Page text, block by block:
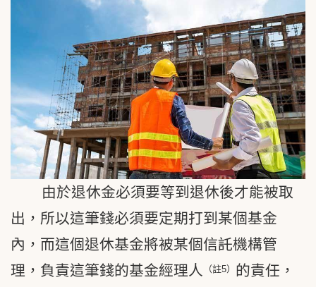
由於退休金必須要等到退休後才能被取
出，所以這筆錢必須要定期打到某個基金
內，而這個退休基金將被某個信託機構管
理，負責這筆錢的基金經理人
（註5） 的責任，